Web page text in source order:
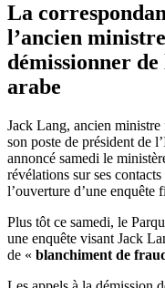
La
l’ancien
démissionner
arabe
Jack Lang, ancien
son poste de président de
annoncé samedi le
révélations sur ses contacts
l’ouverture d’une enquête
Plus tôt ce samedi, le
une enquête visant Jack
de « blanchiment de